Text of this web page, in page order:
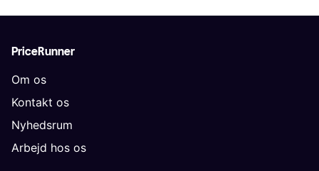
PriceRunner
Om os
Kontakt os
Nyhedsrum
Arbejd hos os